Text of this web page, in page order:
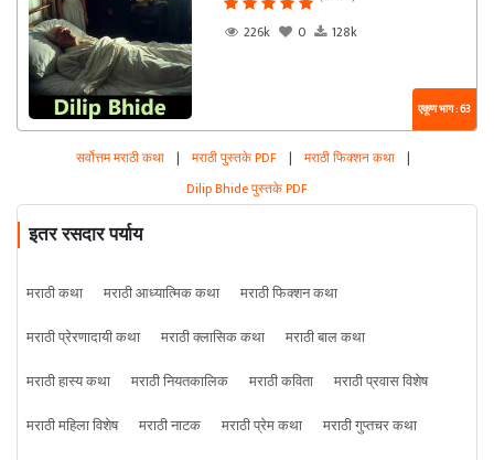
226k
0 128k
एकूण भाग : 63
सर्वोत्तम मराठी कथा | मराठी पुस्तके PDF | मराठी फिक्शन कथा |
Dilip Bhide पुस्तके PDF
इतर रसदार पर्याय
मराठी कथा मराठी आध्यात्मिक कथा
मराठी फिक्शन कथा
मराठी प्रेरणादायी कथा
मराठी क्लासिक कथा
मराठी बाल कथा
मराठी हास्य कथा
मराठी नियतकालिक मराठी कविता
मराठी प्रवास विशेष
मराठी महिला विशेष
मराठी नाटक मराठी प्रेम कथा
मराठी गुप्तचर कथा